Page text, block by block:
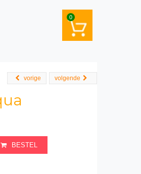
0
volgende
vorige
BESTEL